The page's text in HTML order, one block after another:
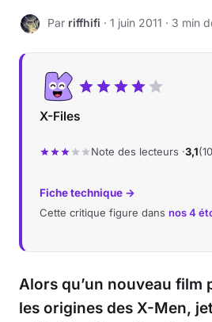
R Par riffhifi · 1 juin 2011 · 3 min
X-Files
Note des lecteurs ·3,1
Fiche technique →
Cette critique figure dans nos 4
Alors qu’un nouveau film
les origines des X-Men,